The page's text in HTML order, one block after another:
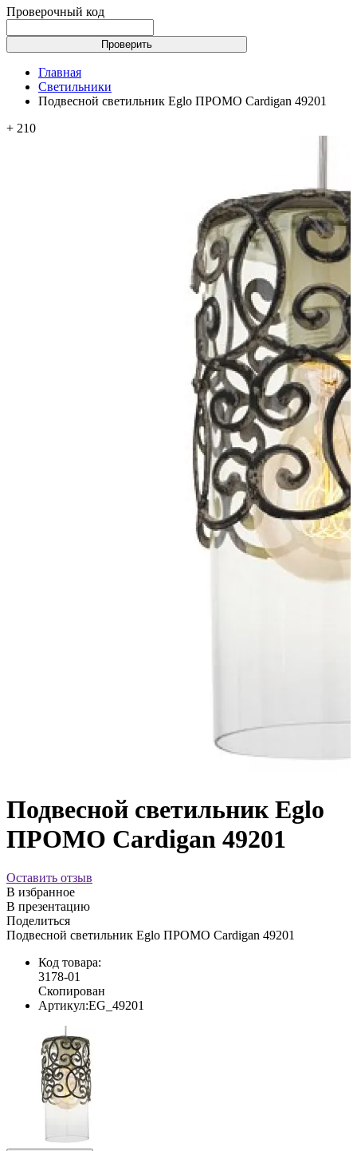
Проверочный код
Проверить
Главная
Светильники
Подвесной светильник Eglo ПРОМО Cardigan 49201
+ 210
Подвесной светильник Eglo
ПРОМО Cardigan 49201
Оставить отзыв
В избранное
В презентацию
Поделиться
Подвесной светильник Eglo ПРОМО Cardigan 49201
Код товара:
3178-01
Скопирован
Артикул:EG_49201